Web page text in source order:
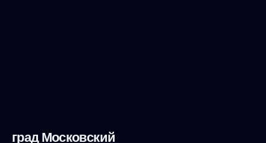
град Московский